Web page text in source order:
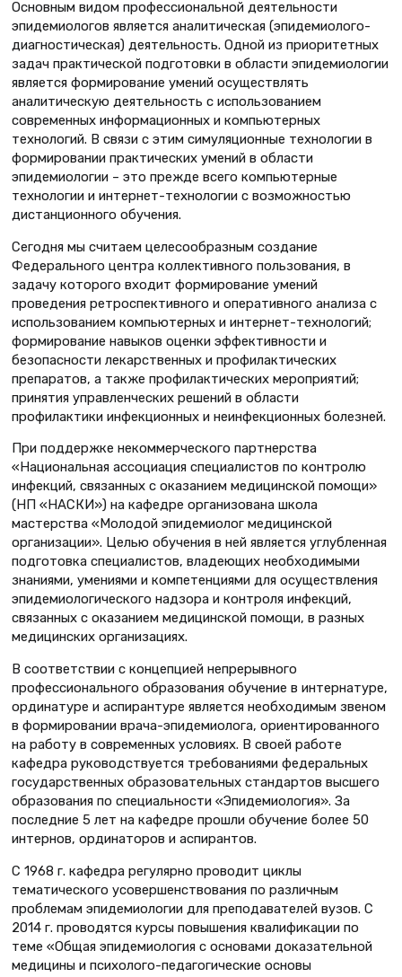
Основным видом профессиональной деятельности
эпидемиологов является аналитическая (эпидемиолого-
диагностическая) деятельность. Одной из приоритетных
задач практической подготовки в области эпидемиологии
является формирование умений осуществлять
аналитическую деятельность с использованием
современных информационных и компьютерных
технологий. В связи с этим симуляционные технологии в
формировании практических умений в области
эпидемиологии – это прежде всего компьютерные
технологии и интернет-технологии с возможностью
дистанционного обучения.
Сегодня мы считаем целесообразным создание
Федерального центра коллективного пользования, в
задачу которого входит формирование умений
проведения ретроспективного и оперативного анализа с
использованием компьютерных и интернет-технологий;
формирование навыков оценки эффективности и
безопасности лекарственных и профилактических
препаратов, а также профилактических мероприятий;
принятия управленческих решений в области
профилактики инфекционных и неинфекционных болезней.
При поддержке некоммерческого партнерства
«Национальная ассоциация специалистов по контролю
инфекций, связанных с оказанием медицинской помощи»
(НП «НАСКИ») на кафедре организована школа
мастерства «Молодой эпидемиолог медицинской
организации». Целью обучения в ней является углубленная
подготовка специалистов, владеющих необходимыми
знаниями, умениями и компетенциями для осуществления
эпидемиологического надзора и контроля инфекций,
связанных с оказанием медицинской помощи, в разных
медицинских организациях.
В соответствии с концепцией непрерывного
профессионального образования обучение в интернатуре,
ординатуре и аспирантуре является необходимым звеном
в формировании врача-эпидемиолога, ориентированного
на работу в современных условиях. В своей работе
кафедра руководствуется требованиями федеральных
государственных образовательных стандартов высшего
образования по специальности «Эпидемиология». За
последние 5 лет на кафедре прошли обучение более 50
интернов, ординаторов и аспирантов.
С 1968 г. кафедра регулярно проводит циклы
тематического усовершенствования по различным
проблемам эпидемиологии для преподавателей вузов. С
2014 г. проводятся курсы повышения квалификации по
теме «Общая эпидемиология с основами доказательной
медицины и психолого-педагогические основы